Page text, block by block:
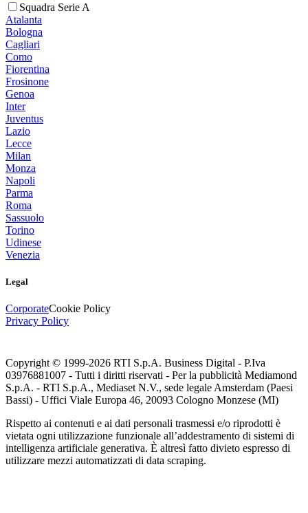
Squadra Serie A
Atalanta
Bologna
Cagliari
Como
Fiorentina
Frosinone
Genoa
Inter
Juventus
Lazio
Lecce
Milan
Monza
Napoli
Parma
Roma
Sassuolo
Torino
Udinese
Venezia
Legal
CorporateCookie Policy
Privacy Policy
Copyright © 1999-2026 RTI S.p.A. Business Digital - P.Iva
03976881007 - Tutti i diritti riservati - Per la pubblicità Mediamond
S.p.A. - RTI S.p.A., Mediaset N.V., sede legale Amsterdam (Paesi
Bassi) - Uffici Viale Europa 46, 20093 Cologno Monzese (MI)
Rispetto ai contenuti e ai dati personali trasmessi e/o riprodotti è
vietata ogni utilizzazione funzionale all’addestramento di sistemi di
intelligenza artificiale generativa. È altresì fatto divieto espresso di
utilizzare mezzi automatizzati di data scraping.